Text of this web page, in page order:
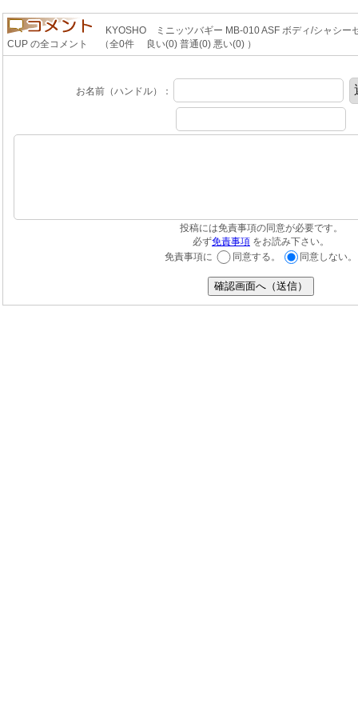
KYOSHO ミニッツバギー MB-010 ASF ボディ/シャシー
CUP の全コメント （全0件 良い(0) 普通(0) 悪い(0) ）
お名前（ハンドル）：
投稿には免責事項の同意が必要です。
必ず免責事項 をお読み下さい。
免責事項に
同意する。 同意しない。